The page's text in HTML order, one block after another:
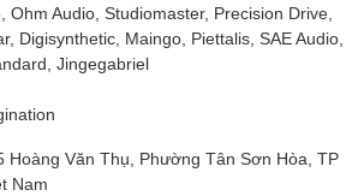
Ohm Audio, Studiomaster, Precision Drive,
Digisynthetic, Maingo, Piettalis, SAE Audio,
Jingegabriel
Hoàng Văn Thụ, Phường Tân Sơn Hòa, TP
Nam